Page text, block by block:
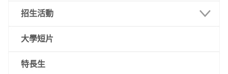
招生活動
澳門
內地
大學短片
特長生